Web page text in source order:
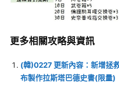
更多相關攻略與資訊
(韓)0227 更新內容：新增拯
布製作拉斯塔巴德史書(限量)